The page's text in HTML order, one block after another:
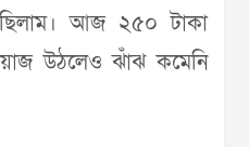
আজ ২৫০ টাকা
উঠলেও ঝাঁঝ কমেনি